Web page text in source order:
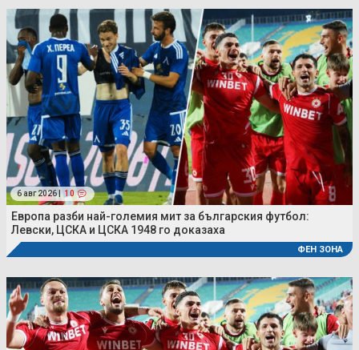
6 авг 2026 | 10
Европа разби най-големия мит за българския футбол:
Левски, ЦСКА и ЦСКА 1948 го доказаха
ФЕН ЗОНА